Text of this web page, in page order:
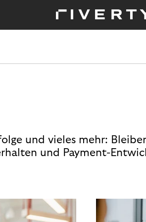
und vieles mehr:
und Payment-